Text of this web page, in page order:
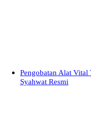
Pengobatan Alat
Syahwat Resmi